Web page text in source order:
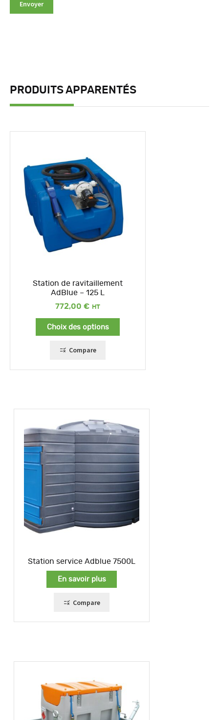
PRODUITS APPARENTÉS
Station de ravitaillement
AdBlue – 125 L
772,00 €
Choix des options
Compare
Station service Adblue 7500L
En savoir plus
Compare